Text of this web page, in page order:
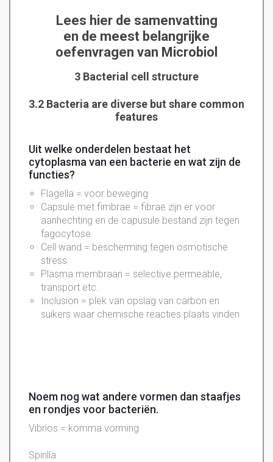
Lees hier de samenvatting
en de meest belangrijke
oefenvragen van Microbiol
3 Bacterial cell structure
3.2 Bacteria are diverse but share common
features
Uit welke onderdelen bestaat het
cytoplasma van een bacterie en wat zijn de
functies?
Flagella = voor beweging
Capsule met fimbrae = fibrae zijn er voor
aanhechting en de capusule bestand zijn tegen
fagocytose
Cell wand = bescherming tegen osmotische
stress
Plasma membraan = selective permeable,
transport etc.
Inclusion = plek van opslag van carbon en
suikers waar chemische reacties plaats vinden
Noem nog wat andere vormen dan staafjes
en rondjes voor bacteriën.
Vibrios = komma vorming
Spirilla